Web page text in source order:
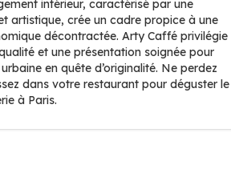
intérieur, caractérisé par une
artistique, crée un cadre propice à une
décontractée. Arty Caffé privilégie
et une présentation soignée pour
en quête d’originalité. Ne perdez
dans votre restaurant pour déguster le
à Paris.